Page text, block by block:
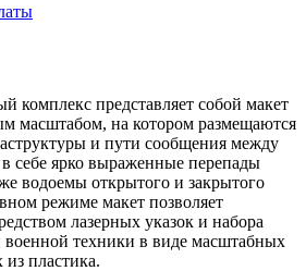
комплекс представляет собой макет
масштабом, на котором размещаются
и пути сообщения между
себе ярко выраженные перепады
водоемы открытого и закрытого
режиме макет позволяет
лазерных указок и набора
военной техники в виде масштабных
пластика.